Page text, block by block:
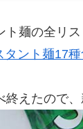
ト麺の全リ
タント麺17
終えたので